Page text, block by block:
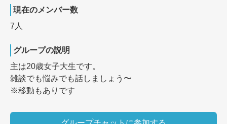
現在のメンバー数
7人
グループの説明
主は20歳女子大生です。
雑談でも悩みでも話しましょう〜
※移動もありです